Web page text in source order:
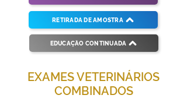
RETIRADA DE AMOSTRA
EDUCAÇÃO CONTINUADA
EXAMES VETERINÁRIOS
COMBINADOS